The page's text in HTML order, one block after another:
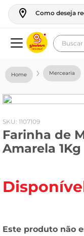
Como deseja
Mercearia
: 1107109
Farinha de
Amarela 1Kg
geladeira
fogao
café
cerveja
leite